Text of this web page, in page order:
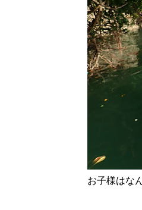
お子様はな